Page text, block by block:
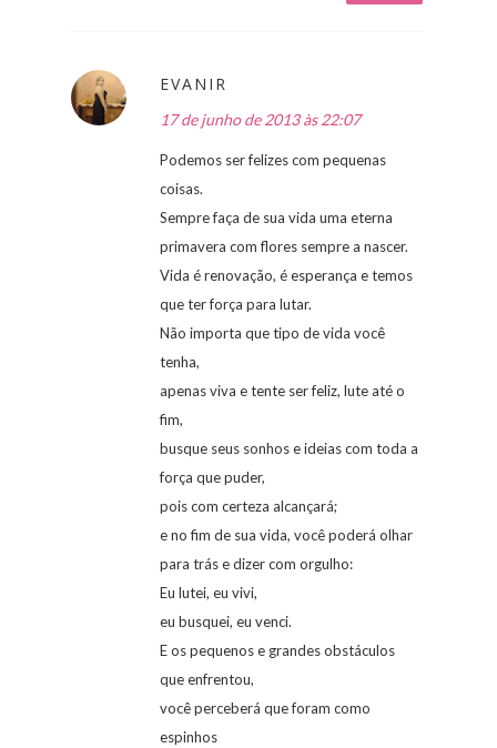
EVANIR
17 de junho de 2013 às 22:07
Podemos ser felizes com pequenas
coisas.
Sempre faça de sua vida uma eterna
primavera com flores sempre a nascer.
Vida é renovação, é esperança e temos
que ter força para lutar.
Não importa que tipo de vida você
tenha,
apenas viva e tente ser feliz, lute até o
fim,
busque seus sonhos e ideias com toda a
força que puder,
pois com certeza alcançará;
e no fim de sua vida, você poderá olhar
para trás e dizer com orgulho:
Eu lutei, eu vivi,
eu busquei, eu venci.
E os pequenos e grandes obstáculos
que enfrentou,
você perceberá que foram como
espinhos